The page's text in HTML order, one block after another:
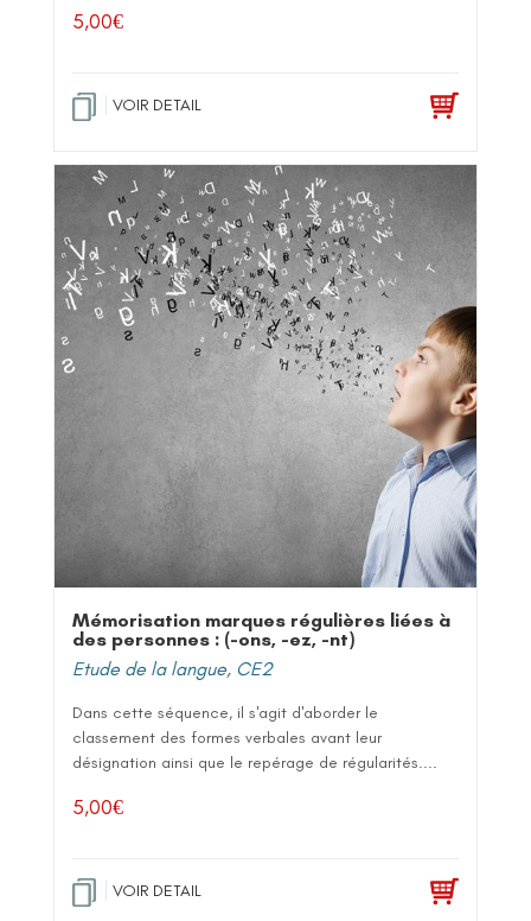
5,00€
VOIR DETAIL
Mémorisation marques régulières liées à
des personnes : (-ons, -ez, -nt)
Etude de la langue, CE2
Dans cette séquence, il s'agit d'aborder le
classement des formes verbales avant leur
désignation ainsi que le repérage de régularités....
5,00€
VOIR DETAIL